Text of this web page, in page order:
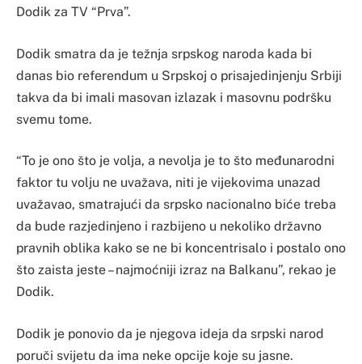
Dodik za TV “Prva”.
Dodik smatra da je težnja srpskog naroda kada bi
danas bio referendum u Srpskoj o prisajedinjenju Srbiji
takva da bi imali masovan izlazak i masovnu podršku
svemu tome.
“To je ono što je volja, a nevolja je to što međunarodni
faktor tu volju ne uvažava, niti je vijekovima unazad
uvažavao, smatrajući da srpsko nacionalno biće treba
da bude razjedinjeno i razbijeno u nekoliko državno
pravnih oblika kako se ne bi koncentrisalo i postalo ono
što zaista jeste – najmoćniji izraz na Balkanu”, rekao je
Dodik.
Dodik je ponovio da je njegova ideja da srpski narod
poruči svijetu da ima neke opcije koje su jasne.